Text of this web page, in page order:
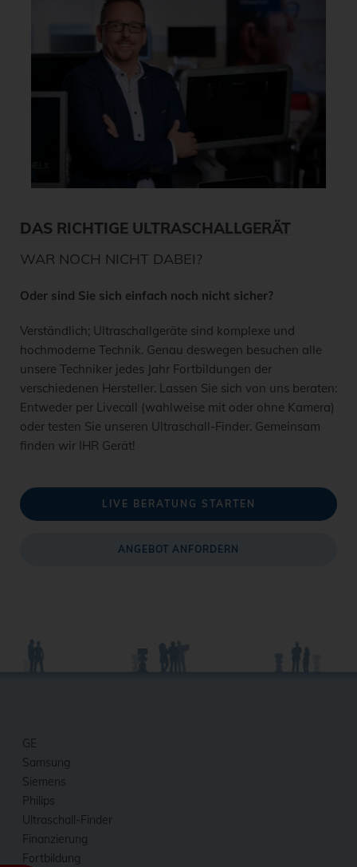
DAS RICHTIGE ULTRASCHALLGERÄT
WAR NOCH NICHT DABEI?
Oder sind Sie sich einfach noch nicht sicher?
Verständlich; Ultraschallgeräte sind komplexe und
hochmoderne Technik. Genau deswegen besuchen alle
unsere Techniker jedes Jahr Fortbildungen der
verschiedenen Hersteller. Lassen Sie sich von uns beraten:
Entweder per Livecall (wahlweise mit oder ohne Kamera)
oder testen Sie unseren Ultraschall-Finder. Gemeinsam
finden wir IHR Gerät!
LIVE BERATUNG STARTEN
ANGEBOT ANFORDERN
GE
Samsung
Siemens
Philips
Ultraschall-Finder
Finanzierung
Fortbildung